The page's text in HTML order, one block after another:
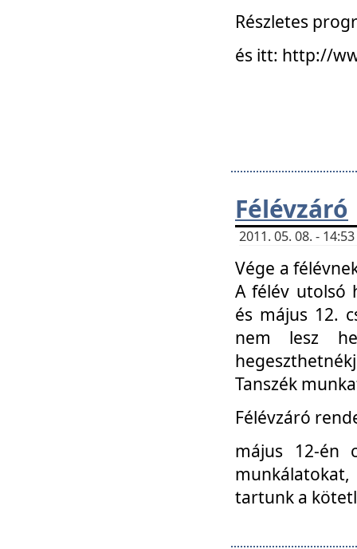
Részletes
és itt: http://
Félévzáró
2011. 05. 08. -
Vége a
A félév utolsó
és május 12.
nem lesz
Tanszék
Félévzáró
május 12-én
tartunk a